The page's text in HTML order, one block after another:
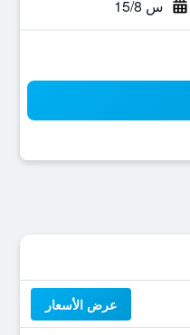
س 15/8
عرض الأسعار